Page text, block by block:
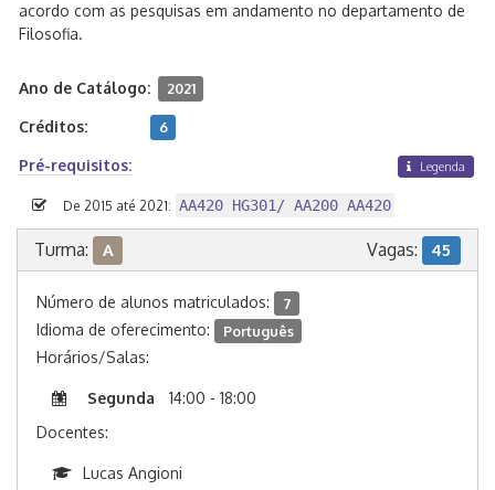
acordo com as pesquisas em andamento no departamento de
Filosofia.
Ano de Catálogo: 2021
Créditos: 6
Pré-requisitos: Legenda
De 2015 até 2021: AA420 HG301/ AA200 AA420
Turma: A Vagas: 45
Número de alunos matriculados: 7
Idioma de oferecimento: Português
Horários/Salas:
Segunda
14:00 - 18:00
Docentes:
Lucas Angioni